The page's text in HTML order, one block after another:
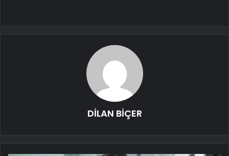
DİLAN BİÇER